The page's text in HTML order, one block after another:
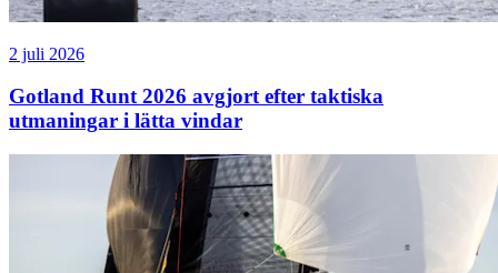
2 juli 2026
Gotland Runt 2026 avgjort efter taktiska
utmaningar i lätta vindar